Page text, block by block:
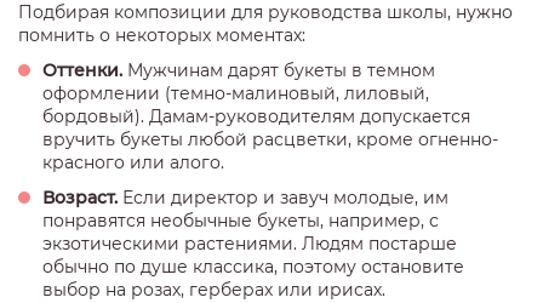
Подбирая композиции для руководства школы, нужно
помнить о некоторых моментах:
Оттенки. Мужчинам дарят букеты в темном
оформлении (темно-малиновый, лиловый,
бордовый). Дамам-руководителям допускается
вручить букеты любой расцветки, кроме огненно-
красного или алого.
Возраст. Если директор и завуч молодые, им
понравятся необычные букеты, например, с
экзотическими растениями. Людям постарше
обычно по душе классика, поэтому остановите
выбор на розах, герберах или ирисах.